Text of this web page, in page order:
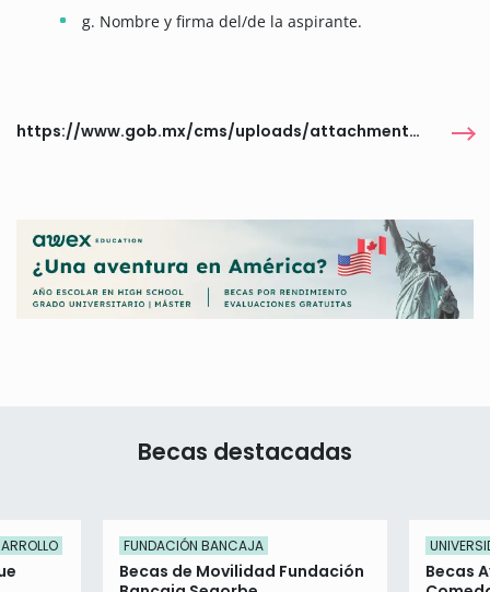
g. Nombre y firma del/de la aspirante.
https://www.gob.mx/cms/uploads/attachment/file/649239/BECA_OLIMPIADA_DE_LA_CIENCIA_CNBBBJ-AMC.pdf
Becas destacadas
FUNDACIÓN BANCAJA
Becas de Movilidad Fundación
Becas